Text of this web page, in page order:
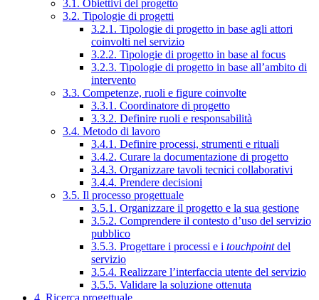
3.1. Obiettivi del progetto
3.2. Tipologie di progetti
3.2.1. Tipologie di progetto in base agli attori
coinvolti nel servizio
3.2.2. Tipologie di progetto in base al focus
3.2.3. Tipologie di progetto in base all’ambito di
intervento
3.3. Competenze, ruoli e figure coinvolte
3.3.1. Coordinatore di progetto
3.3.2. Definire ruoli e responsabilità
3.4. Metodo di lavoro
3.4.1. Definire processi, strumenti e rituali
3.4.2. Curare la documentazione di progetto
3.4.3. Organizzare tavoli tecnici collaborativi
3.4.4. Prendere decisioni
3.5. Il processo progettuale
3.5.1. Organizzare il progetto e la sua gestione
3.5.2. Comprendere il contesto d’uso del servizio
pubblico
3.5.3. Progettare i processi e i touchpointdel
servizio
3.5.4. Realizzare l’interfaccia utente del servizio
3.5.5. Validare la soluzione ottenuta
4. Ricerca progettuale